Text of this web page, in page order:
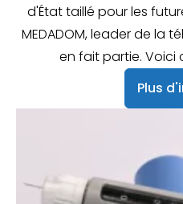
d'État taillé pour les
MEDADOM, leader de la
en fait partie. Voici
Plus